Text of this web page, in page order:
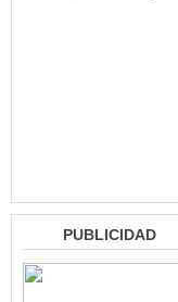
PUBLICIDAD